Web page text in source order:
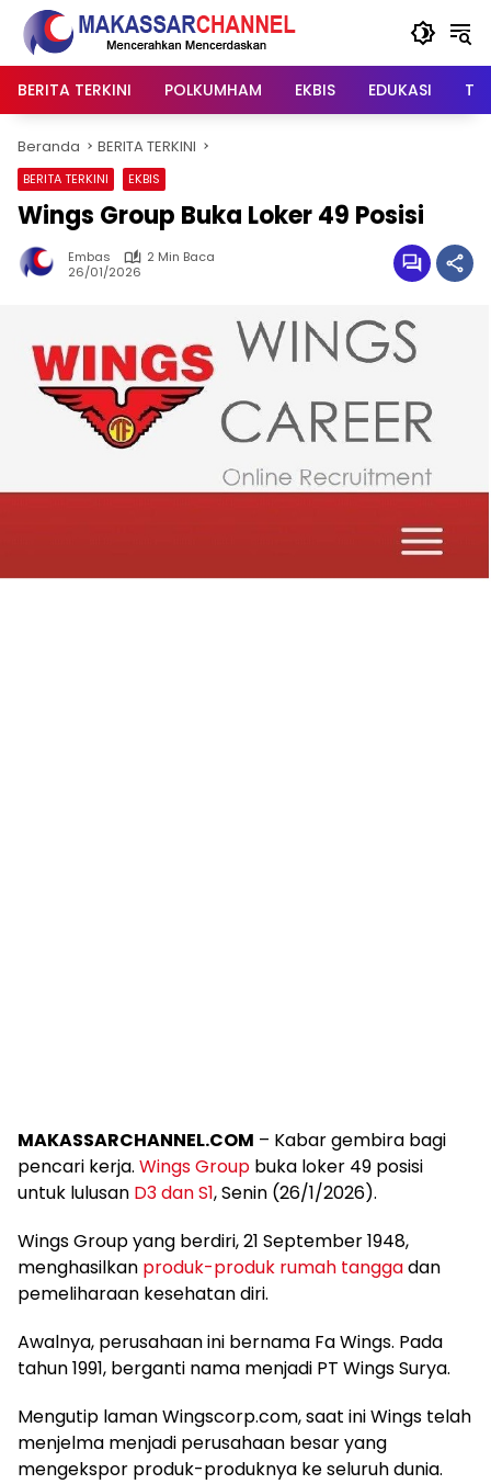
Langsung
konten
BERITA TERKINI
POLKUMHAM EKBIS EDUKASI
Beranda BERITA TERKINI
BERITA TERKINI EKBIS
Wings Group Buka Loker 49 Posisi
Embas
2 Min Baca
26/01/2026
MAKASSARCHANNEL.COM – Kabar gembira bagi
pencari kerja. Wings Group buka loker 49 posisi
untuk lulusan D3 dan S1, Senin (26/1/2026).
Wings Group yang berdiri, 21 September 1948,
menghasilkan produk-produk rumah tanggadan
pemeliharaan kesehatan diri.
Awalnya, perusahaan ini bernama Fa Wings. Pada
tahun 1991, berganti nama menjadi PT Wings Surya.
Mengutip laman Wingscorp.com, saat ini Wings telah
menjelma menjadi perusahaan besar yang
mengekspor produk-produknya ke seluruh dunia.